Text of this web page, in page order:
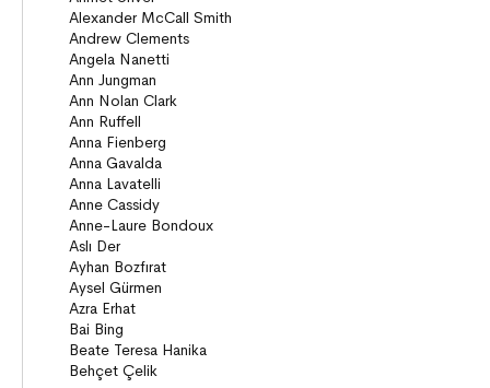
Anlatı
Seçki
Köprü Kitaplar (10+)
Roman
Öyküler
Anlatı
ON8 (15+)
Roman
Diziler
Öyküler
Anlatı
Gizemli Maceralar Koleksiyonu
Diziler
Behiç Ak Yetişkin Kitapları
Öykü